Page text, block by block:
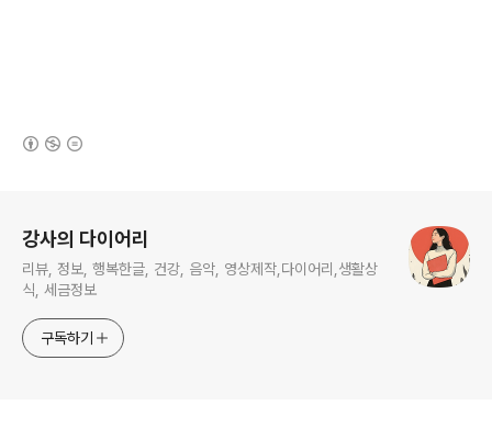
강사의 다이어리
리뷰, 정보, 행복한글, 건강, 음악, 영상제작,다이어리,생활상
식, 세금정보
구독하기